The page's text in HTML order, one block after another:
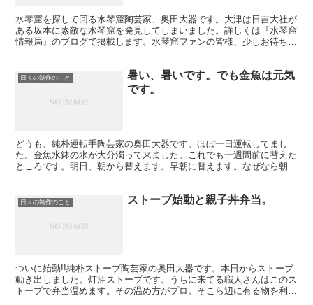
水琴窟を探して回る水琴窟陶芸家、奥田大器です。大津は日吉大社が
ある坂本に素敵な水琴窟を発見してしまいました。詳しくは『水琴窟
情報局』のブログで掲載します。水琴窟ファンの皆様、少しお待ち
日々の制作のこと
暑い、暑いです。でも金魚は元気
です。
どうも、純朴運転手陶芸家の奥田大器です。ほぼ一日運転してまし
た。金魚水鉢の水が大分濁って来ました。これでも一週間前に替えた
ところです。明日、朝から替えます。早朝に替えます。なぜなら朝4
日々の制作のこと ストーブ始動と親子丼弁当。
ついに始動!!純朴ストーブ陶芸家の奥田大器です。本日からストーブ
動き出しました。灯油ストーブです。うちに来てる職人さんはこのス
トーブで弁当温めます。その温め方がプロ。そこら辺に有る物を利用